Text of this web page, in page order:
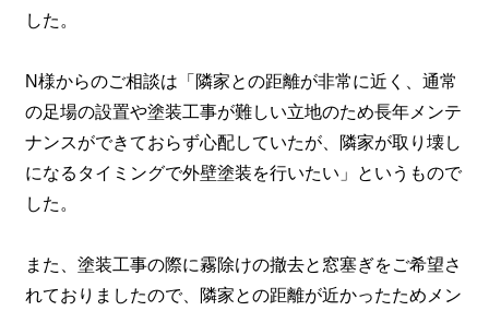
した。
N様からのご相談は「隣家との距離が非常に近く、通常
の足場の設置や塗装工事が難しい立地のため長年メンテ
ナンスができておらず心配していたが、隣家が取り壊し
になるタイミングで外壁塗装を行いたい」というもので
した。
また、塗装工事の際に霧除けの撤去と窓塞ぎをご希望さ
れておりましたので、隣家との距離が近かったためメン